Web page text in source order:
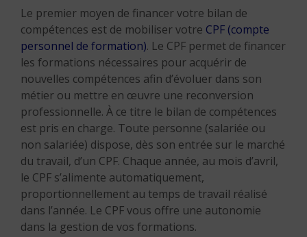
Le premier moyen de financer votre bilan de
compétences est de mobiliser votre CPF (compte
personnel de formation). Le CPF permet de financer
les formations nécessaires pour acquérir de
nouvelles compétences afin d’évoluer dans son
métier ou mettre en œuvre une reconversion
professionnelle. À ce titre le bilan de compétences
est pris en charge. Toute personne (salariée ou
non salariée) dispose, dès son entrée sur le marché
du travail, d’un CPF. Chaque année, au mois d’avril,
le CPF s’alimente automatiquement,
proportionnellement au temps de travail réalisé
dans l’année. Le CPF vous offre une autonomie
dans la gestion de vos formations.